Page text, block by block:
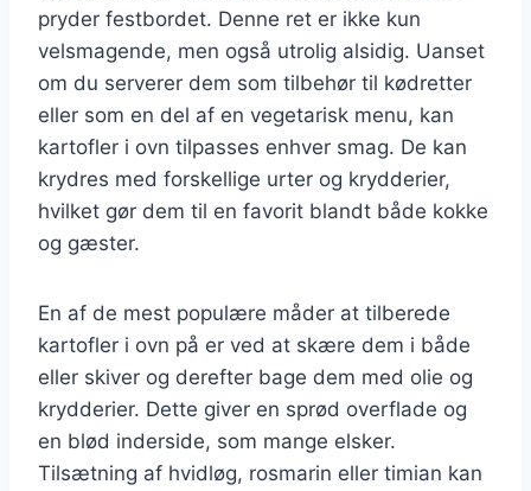
pryder festbordet. Denne ret er ikke kun
velsmagende, men også utrolig alsidig. Uanset
om du serverer dem som tilbehør til kødretter
eller som en del af en vegetarisk menu, kan
kartofler i ovn tilpasses enhver smag. De kan
krydres med forskellige urter og krydderier,
hvilket gør dem til en favorit blandt både kokke
og gæster.
En af de mest populære måder at tilberede
kartofler i ovn på er ved at skære dem i både
eller skiver og derefter bage dem med olie og
krydderier. Dette giver en sprød overflade og
en blød inderside, som mange elsker.
Tilsætning af hvidløg, rosmarin eller timian kan